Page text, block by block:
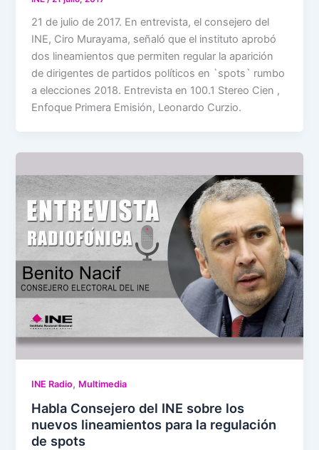
21 de julio de 2017. En entrevista, el consejero del
INE, Ciro Murayama, señaló que el instituto aprobó
dos lineamientos que permiten regular la aparición
de dirigentes de partidos políticos en `spots` rumbo
a elecciones 2018. Entrevista en 100.1 Stereo Cien ,
Enfoque Primera Emisión, Leonardo Curzio.
INE Radio, Multimedia
Habla Consejero del INE sobre los
nuevos lineamientos para la regulación
de spots